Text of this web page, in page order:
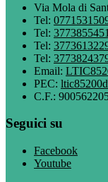
Via Mola di
Tel:
Tel: 3773855451
Tel:
Tel:
Email:
PEC:
C.F.:
Seguici su
Facebook
Youtube